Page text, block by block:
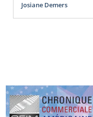
Josiane Demers